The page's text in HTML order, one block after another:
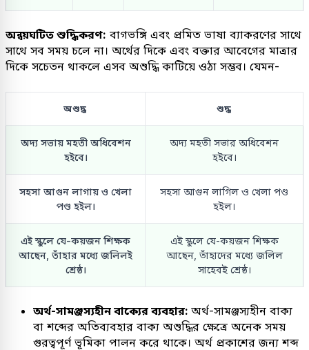
অন্বয়ঘটিত শুদ্ধিকরণ: বাগভঙ্গি এবং প্রমিত ভাষা ব্যাকরণের সাথে
সাথে সব সময় চলে না। অর্থের দিকে এবং বক্তার আবেগের মাত্রার
দিকে সচেতন থাকলে এসব অশুদ্ধি কাটিয়ে ওঠা সম্ভব। যেমন-
অশুদ্ধ শুদ্ধ
অদ্য সভায় মহতী অধিবেশন
হইবে।
অদ্য মহতী সভার অধিবেশন
হইবে।
সহসা আগুন লাগায় ও খেলা
পণ্ড হইল।
সহসা আগুন লাগিল ও খেলা পণ্ড
হইল।
এই স্কুলে যে-কয়জন শিক্ষক
আছেন, তাঁহার মধ্যে জলিলই
শ্রেষ্ঠ।
এই স্কুলে যে-কয়জন শিক্ষক
আছেন, তাঁহাদের মধ্যে জলিল
সাহেবই শ্রেষ্ঠ।
অর্থ-সামঞ্জস্যহীন বাক্যের ব্যবহার: অর্থ-সামঞ্জস্যহীন বাক্য
বা শব্দের অতিব্যবহার বাক্য অশুদ্ধির ক্ষেত্রে অনেক সময়
গুরত্বপূর্ণ ভূমিকা পালন করে থাকে। অর্থ প্রকাশের জন্য শব্দ